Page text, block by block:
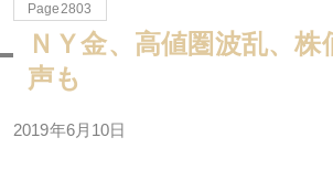
Page2803
ＮＹ金、高値圏波乱、株
声も
2019年6月10日